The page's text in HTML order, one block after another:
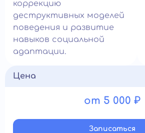
коррекцию
деструктивных моделей
поведения и развитие
навыков социальной
адаптации.
Цена
от 5 000 ₽
Записатьcя